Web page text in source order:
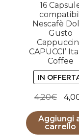
16
Nescafè
Gusto
CAPUCCI’
Coffee
IN
4,20€
era:
Aggiungi
carrello